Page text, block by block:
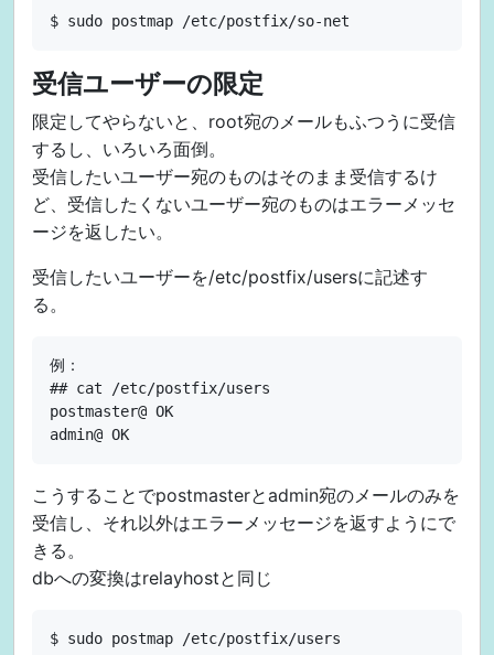
受信ユーザーの限定
限定してやらないと、root宛のメールもふつうに受信
するし、いろいろ面倒。
受信したいユーザー宛のものはそのまま受信するけ
ど、受信したくないユーザー宛のものはエラーメッセ
ージを返したい。
受信したいユーザーを/etc/postfix/usersに記述す
る。
例：
## cat /etc/postfix/users
postmaster@ OK
こうすることでpostmasterとadmin宛のメールのみを
受信し、それ以外はエラーメッセージを返すようにで
きる。
dbへの変換はrelayhostと同じ